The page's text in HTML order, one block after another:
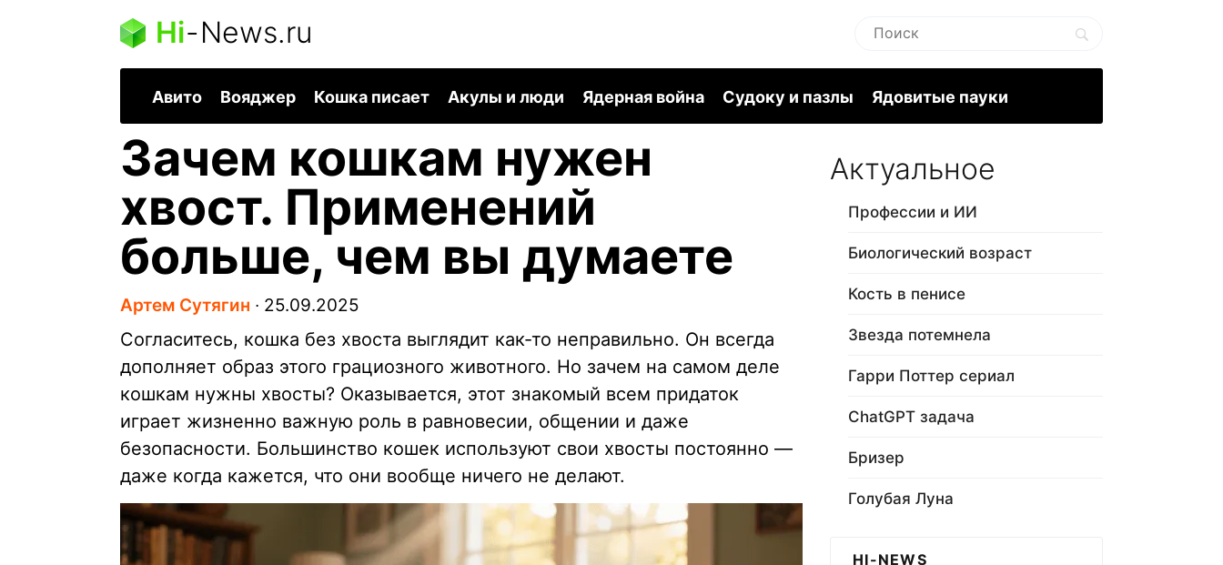
Hi-News.ru
Авито Вояджер Кошка писает Акулы и люди Ядерная война Судоку и пазлы Ядовитые пауки
Зачем кошкам нужен
хвост. Применений
больше, чем вы думаете
Артем Сутягин ∙ 25.09.2025
Согласитесь, кошка без хвоста выглядит как-то неправильно. Он всегда
дополняет образ этого грациозного животного. Но зачем на самом деле
кошкам нужны хвосты? Оказывается, этот знакомый всем придаток
играет жизненно важную роль в равновесии, общении и даже
безопасности. Большинство кошек используют свои хвосты постоянно —
даже когда кажется, что они вообще ничего не делают.
Актуальное
Профессии и ИИ
Биологический возраст
Кость в пенисе
Звезда потемнела
Гарри Поттер сериал
ChatGPT задача
Бризер
Голубая Луна
HI-NEWS